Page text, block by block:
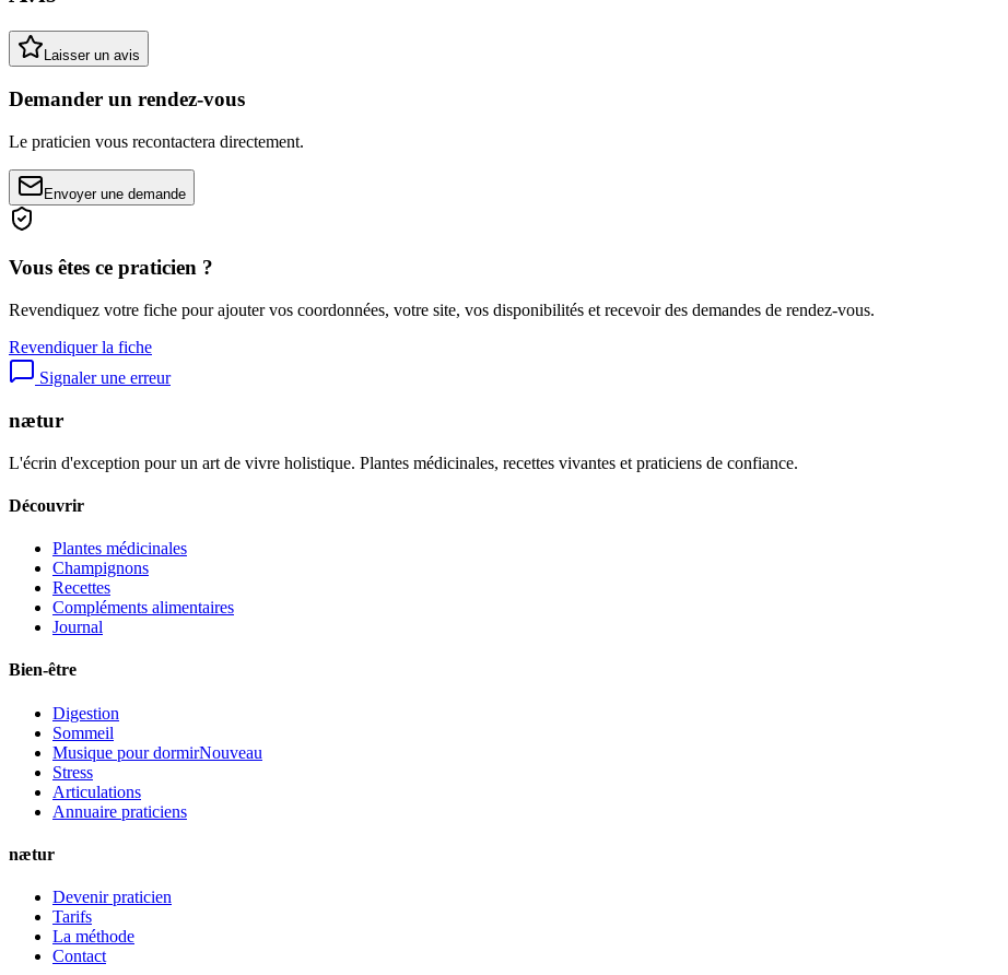
Laisser un avis
Demander un rendez-vous
Le praticien vous recontactera directement.
Envoyer une demande
Vous êtes ce praticien ?
Revendiquez votre fiche pour ajouter vos coordonnées, votre site, vos disponibilités et recevoir des demandes de rendez-vous.
Revendiquer la fiche
Signaler une erreur
nætur
L'écrin d'exception pour un art de vivre holistique. Plantes médicinales, recettes vivantes et praticiens de confiance.
Découvrir
Plantes médicinales
Champignons
Recettes
Compléments alimentaires
Journal
Bien-être
Digestion
Sommeil
Musique pour dormirNouveau
Stress
Articulations
Annuaire praticiens
nætur
Devenir praticien
Tarifs
La méthode
Contact